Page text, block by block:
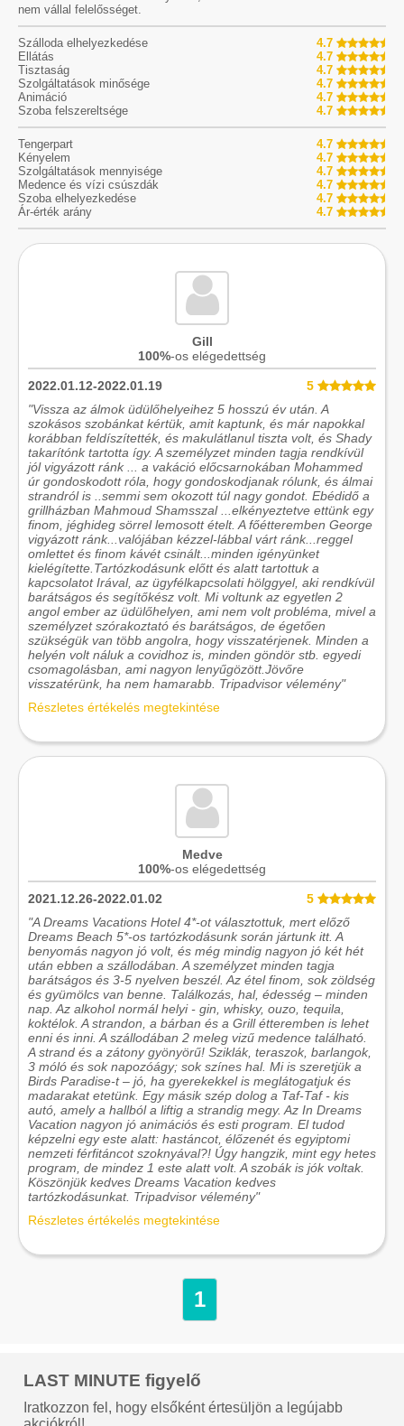
nem vállal felelősséget.
Szálloda elhelyezkedése
4.7
Ellátás
4.7
Tisztaság
4.7
Szolgáltatások minősége
4.7
Animáció
4.7
Szoba felszereltsége
4.7
Tengerpart
4.7
Kényelem
4.7
Szolgáltatások mennyisége
4.7
Medence és vízi csúszdák
4.7
Szoba elhelyezkedése
4.7
Ár-érték arány
4.7
Gill
100%-os elégedettség
2022.01.12-2022.01.19
5
"Vissza az álmok üdülőhelyeihez 5 hosszú év után. A
szokásos szobánkat kértük, amit kaptunk, és már napokkal
korábban feldíszítették, és makulátlanul tiszta volt, és Shady
takarítónk tartotta így. A személyzet minden tagja rendkívül
jól vigyázott ránk ... a vakáció előcsarnokában Mohammed
úr gondoskodott róla, hogy gondoskodjanak rólunk, és álmai
strandról is ..semmi sem okozott túl nagy gondot. Ebédidő a
grillházban Mahmoud Shamsszal ...elkényeztetve ettünk egy
finom, jéghideg sörrel lemosott ételt. A főétteremben George
vigyázott ránk...valójában kézzel-lábbal várt ránk...reggel
omlettet és finom kávét csinált...minden igényünket
kielégítette.Tartózkodásunk előtt és alatt tartottuk a
kapcsolatot Irával, az ügyfélkapcsolati hölggyel, aki rendkívül
barátságos és segítőkész volt. Mi voltunk az egyetlen 2
angol ember az üdülőhelyen, ami nem volt probléma, mivel a
személyzet szórakoztató és barátságos, de égetően
szükségük van több angolra, hogy visszatérjenek. Minden a
helyén volt náluk a covidhoz is, minden göndör stb. egyedi
csomagolásban, ami nagyon lenyűgözött.Jövőre
visszatérünk, ha nem hamarabb. Tripadvisor vélemény"
Részletes értékelés megtekintése
Medve
100%-os elégedettség
2021.12.26-2022.01.02
5
"A Dreams Vacations Hotel 4*-ot választottuk, mert előző
Dreams Beach 5*-os tartózkodásunk során jártunk itt. A
benyomás nagyon jó volt, és még mindig nagyon jó két hét
után ebben a szállodában. A személyzet minden tagja
barátságos és 3-5 nyelven beszél. Az étel finom, sok zöldség
és gyümölcs van benne. Találkozás, hal, édesség – minden
nap. Az alkohol normál helyi - gin, whisky, ouzo, tequila,
koktélok. A strandon, a bárban és a Grill étteremben is lehet
enni és inni. A szállodában 2 meleg vizű medence található.
A strand és a zátony gyönyörű! Sziklák, teraszok, barlangok,
3 móló és sok napozóágy; sok színes hal. Mi is szeretjük a
Birds Paradise-t – jó, ha gyerekekkel is meglátogatjuk és
madarakat etetünk. Egy másik szép dolog a Taf-Taf - kis
autó, amely a hallból a liftig a strandig megy. Az In Dreams
Vacation nagyon jó animációs és esti program. El tudod
képzelni egy este alatt: hastáncot, élőzenét és egyiptomi
nemzeti férfitáncot szoknyával?! Úgy hangzik, mint egy hetes
program, de mindez 1 este alatt volt. A szobák is jók voltak.
Köszönjük kedves Dreams Vacation kedves
tartózkodásunkat. Tripadvisor vélemény"
Részletes értékelés megtekintése
1
LAST MINUTE figyelő
Iratkozzon fel, hogy elsőként értesüljön a legújabb